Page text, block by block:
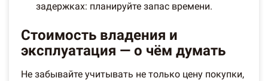
задержках: планируйте запас времени.
Стоимость владения и
эксплуатация — о чём думать
Не забывайте учитывать не только цену покупки,